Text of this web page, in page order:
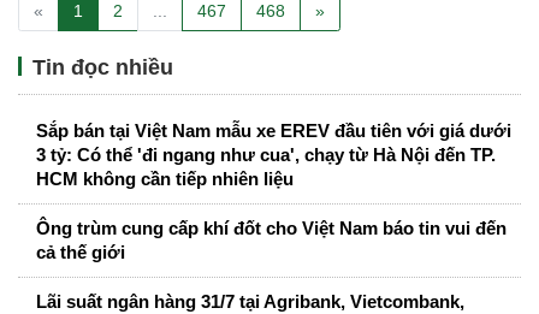
« 1 2 ... 467 468 »
Tin đọc nhiều
Sắp bán tại Việt Nam mẫu xe EREV đầu tiên với giá dưới
3 tỷ: Có thể 'đi ngang như cua', chạy từ Hà Nội đến TP.
HCM không cần tiếp nhiên liệu
Ông trùm cung cấp khí đốt cho Việt Nam báo tin vui đến
cả thế giới
Lãi suất ngân hàng 31/7 tại Agribank, Vietcombank,